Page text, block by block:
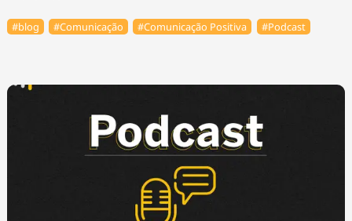
#blog #Comunicação #Comunicação Positiva #Podcast